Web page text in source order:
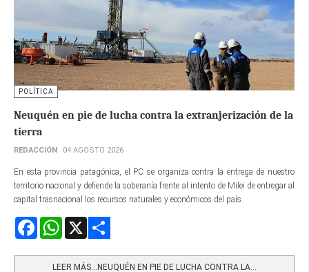
POLÍTICA
Neuquén en pie de lucha contra la extranjerización de la
tierra
REDACCIÓN 04 AGOSTO 2026
En esta provincia patagónica, el PC se organiza contra la entrega de nuestro
territorio nacional y defiende la soberanía frente al intento de Milei de entregar al
capital trasnacional los recursos naturales y económicos del país.
FacebookWhatsApp
LEER MÁS…NEUQUÉN EN PIE DE LUCHA CONTRA LA...